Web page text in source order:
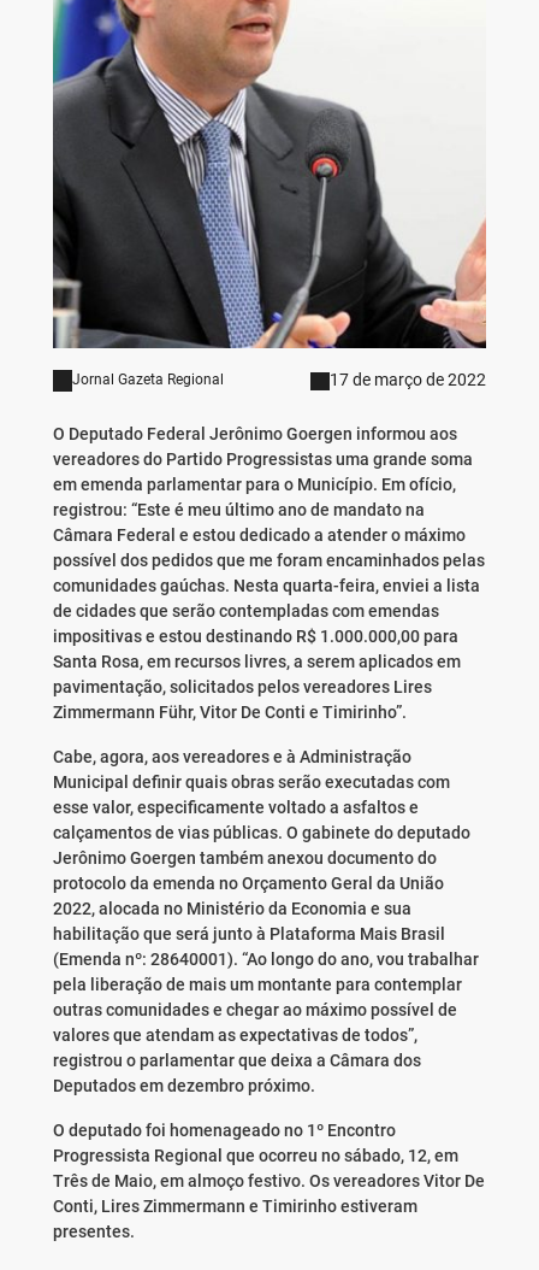
Jornal Gazeta Regional 17 de março de 2022
O Deputado Federal Jerônimo Goergen informou aos
vereadores do Partido Progressistas uma grande soma
em emenda parlamentar para o Município. Em ofício,
registrou: “Este é meu último ano de mandato na
Câmara Federal e estou dedicado a atender o máximo
possível dos pedidos que me foram encaminhados pelas
comunidades gaúchas. Nesta quarta-feira, enviei a lista
de cidades que serão contempladas com emendas
impositivas e estou destinando R$ 1.000.000,00 para
Santa Rosa, em recursos livres, a serem aplicados em
pavimentação, solicitados pelos vereadores Lires
Zimmermann Führ, Vitor De Conti e Timirinho”.
Cabe, agora, aos vereadores e à Administração
Municipal definir quais obras serão executadas com
esse valor, especificamente voltado a asfaltos e
calçamentos de vias públicas. O gabinete do deputado
Jerônimo Goergen também anexou documento do
protocolo da emenda no Orçamento Geral da União
2022, alocada no Ministério da Economia e sua
habilitação que será junto à Plataforma Mais Brasil
(Emenda nº: 28640001). “Ao longo do ano, vou trabalhar
pela liberação de mais um montante para contemplar
outras comunidades e chegar ao máximo possível de
valores que atendam as expectativas de todos”,
registrou o parlamentar que deixa a Câmara dos
Deputados em dezembro próximo.
O deputado foi homenageado no 1º Encontro
Progressista Regional que ocorreu no sábado, 12, em
Três de Maio, em almoço festivo. Os vereadores Vitor De
Conti, Lires Zimmermann e Timirinho estiveram
presentes.